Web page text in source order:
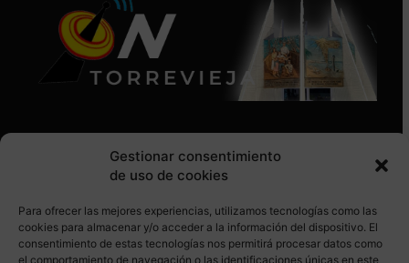
Gestionar consentimiento
de uso de cookies
Para ofrecer las mejores experiencias, utilizamos tecnologías como las
cookies para almacenar y/o acceder a la información del dispositivo. El
consentimiento de estas tecnologías nos permitirá procesar datos como
el comportamiento de navegación o las identificaciones únicas en este
SÍGUENOS EN REDES SOCIALES